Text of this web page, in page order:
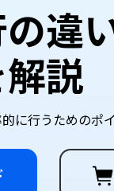
LINE データ復
LINEのデータを復
修
AI
WindowsのDLLエラ
Email Repair
破損したPST/OSTフ
違
説
に行うためのポ